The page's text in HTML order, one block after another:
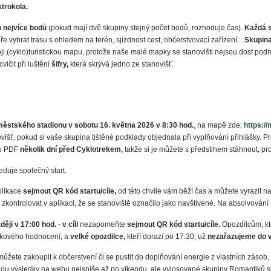
nejvíce bodů (pokud mají dvě skupiny stejný počet bodů, rozhoduje čas). Každá
vybrat trasu s ohledem na terén, sjízdnost cest, občerstvovací zařízení...
(cyklo)turistickou mapu, protože naše malé mapky se stanovišti nejsou dost
při luštění šifry, která skrývá jedno ze stanovišť.
stadionu v sobotu 16. května 2026 v 8:30 hod., na mapě zde: https://
pokud si vaše skupina tištěné podklady objednala při vyplňování přihlášky.
PDF několik dní před Cyklotrekem, takže si je můžete s předstihem stáhnout,
společný start.
sejmout QR kód startu/cíle, od této chvíle vám běží čas a můžete vyrazit
v aplikaci, že se stanoviště označilo jako navštívené. Na
v 17:00 hod. - v cíli nezapomeňte sejmout QR kód startu/cíle. Opozdilcům,
hodnocení, a velké opozdilce, kteří dorazí po 17:30, už nezařazujeme do
zakoupit k občerstvení či se pustit do doplňování energie z vlastních